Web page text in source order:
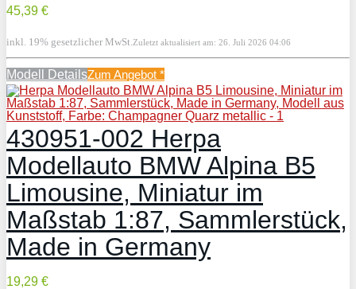
45,39 €
inkl. 19% gesetzlicher MwSt. Zuletzt aktualisiert am: 26. Juli 2026 04:06
Modell DetailsZum Angebot *
430951-002 Herpa
Modellauto BMW Alpina B5
Limousine, Miniatur im
Maßstab 1:87, Sammlerstück,
Made in Germany
19,29 €